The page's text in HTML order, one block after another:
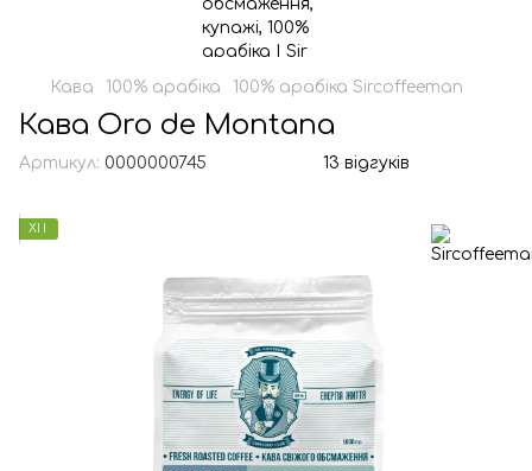
Кава 100% арабіка 100% арабіка Sircoffeeman
Кава Oro de Montana
Артикул: 0000000745 13 відгуків
ХІТ